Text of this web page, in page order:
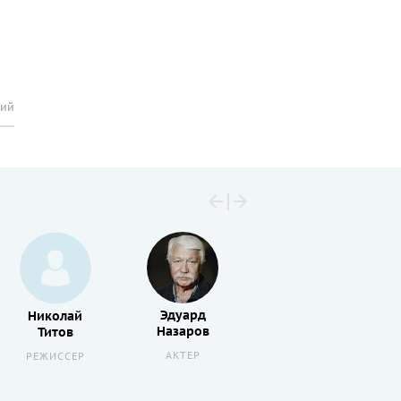
Николай
Титов
РЕЖИССЕР
Эдуард
Назаров
АКТЕР